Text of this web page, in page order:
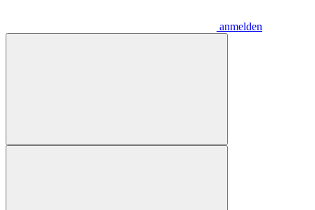
anmelden